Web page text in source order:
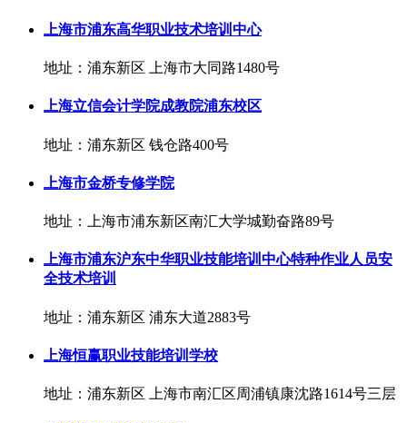
上海市浦东高华职业技术培训中心
地址：浦东新区 上海市大同路1480号
上海立信会计学院成教院浦东校区
地址：浦东新区 钱仓路400号
上海市金桥专修学院
地址：上海市浦东新区南汇大学城勤奋路89号
上海市浦东沪东中华职业技能培训中心特种作业人员安
全技术培训
地址：浦东新区 浦东大道2883号
上海恒赢职业技能培训学校
地址：浦东新区 上海市南汇区周浦镇康沈路1614号三层